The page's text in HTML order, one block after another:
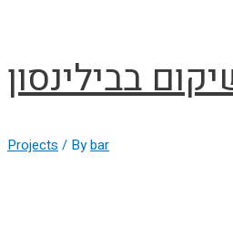
בבילינסון
Projects / Bybar